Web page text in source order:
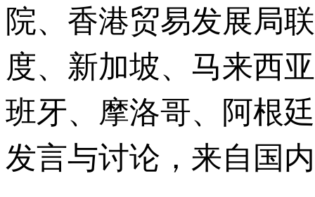
院、香港贸易发展局
度、新加坡、马来西
班牙、摩洛哥、阿根
发言与讨论，来自国